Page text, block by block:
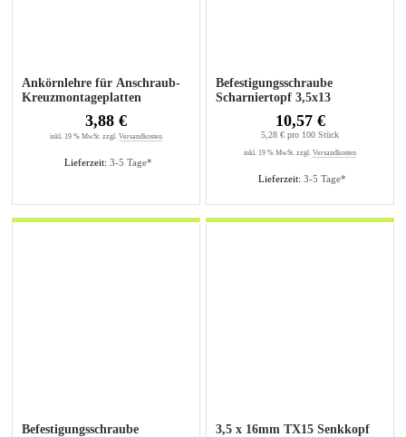
Ankörnlehre für Anschraub-
Kreuzmontageplatten
Lieferzeit: 3-5 Tage*
3,88 €
inkl. 19 % MwSt. zzgl. Versandkosten
Befestigungsschraube
Scharniertopf 3,5x13
Lieferzeit: 3-5 Tage*
10,57 €
5,28 € pro 100 Stück
inkl. 19 % MwSt. zzgl. Versandkosten
Befestigungsschraube
3,5 x 16mm TX15 Senkkopf